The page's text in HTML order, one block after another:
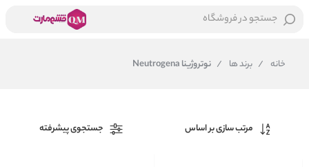
جستجو در فروشگاه
خانه / برند ها / نوتروژینا Neutrogena
مرتب سازی بر اساس جستجوی پیشرفته